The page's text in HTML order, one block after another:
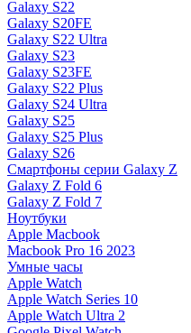
Galaxy S22
Galaxy S20FE
Galaxy S22 Ultra
Galaxy S23
Galaxy S23FE
Galaxy S22 Plus
Galaxy S24 Ultra
Galaxy S25
Galaxy S25 Plus
Galaxy S26
Смартфоны серии Galaxy Z
Galaxy Z Fold 6
Galaxy Z Fold 7
Ноутбуки
Apple Macbook
Macbook Pro 16 2023
Умные часы
Apple Watch
Apple Watch Series 10
Apple Watch Ultra 2